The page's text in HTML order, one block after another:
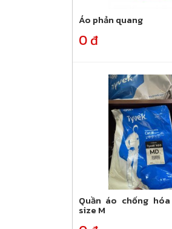
Áo phản quang
0 đ
Quần áo chống
size M